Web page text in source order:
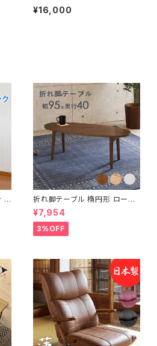
ベッド セミシングルショートベッ
ド 一人暮らし 2色展開
¥16,000
キ
折れ脚テーブル 楕円形 ローテ
ーブル センターテーブル リビン
グテーブル 天然木 幅95 3色展
開
¥7,954
3%OFF